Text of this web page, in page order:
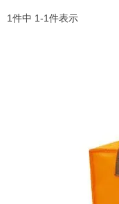
1件中 1-1件表示